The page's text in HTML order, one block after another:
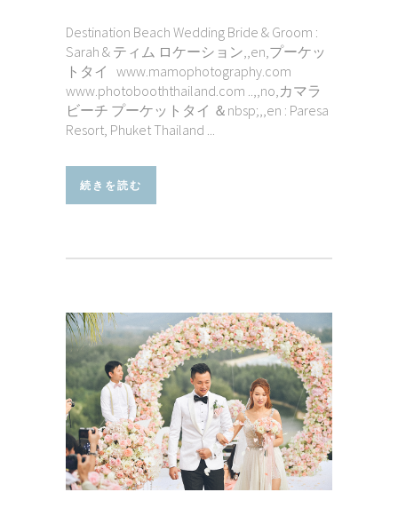
Destination Beach Wedding Bride & Groom :
Sarah & ティム ロケーション,,en,プーケッ
トタイ www.mamophotography.com
www.photobooththailand.com ..,,no,カマラ
ビーチ プーケットタイ ＆nbsp;,,en : Paresa
Resort, Phuket Thailand ...
続きを読む